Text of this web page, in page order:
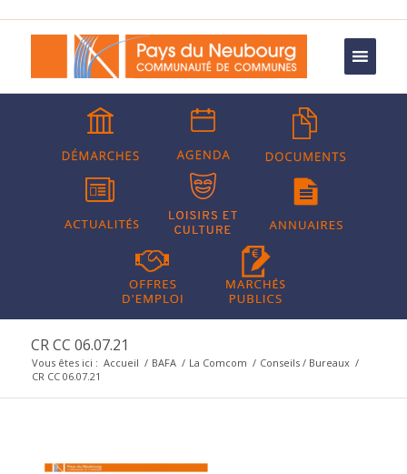
CR CC 06.07.21
Vous êtes ici : Accueil / BAFA / La Comcom / Conseils / Bureaux /
CR CC 06.07.21